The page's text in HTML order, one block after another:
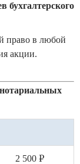
бухгалтерского
право в любой
акции.
2 500 .